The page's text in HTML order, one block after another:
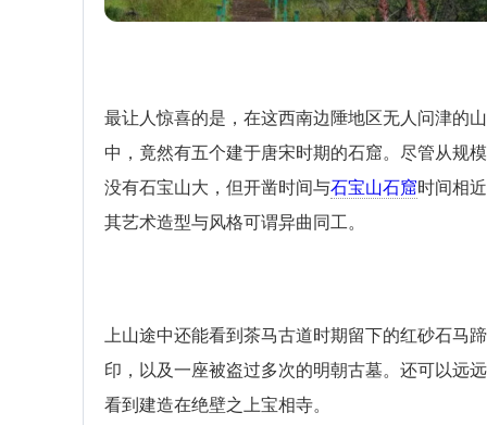
最让人惊喜的是，在这西南边陲地区无人问津的山
中，竟然有五个建于唐宋时期的石窟。尽管从规
没有石宝山大，但开凿时间与石宝山石窟时间相
其艺术造型与风格可谓异曲同工。
上山途中还能看到茶马古道时期留下的红砂石马蹄
印，以及一座被盗过多次的明朝古墓。还可以远
看到建造在绝壁之上宝相寺。